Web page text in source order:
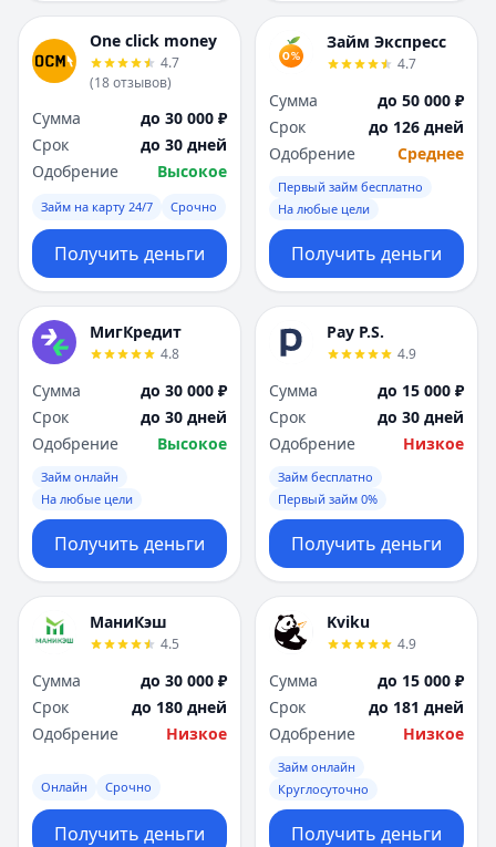
One click money
4.7
(18отзывов)
Сумма
до 30 000 ₽
Срок
до 30 дней
Одобрение
Высокое
Займ на карту 24/7 Срочно
Получить деньги
Займ Экспресс
4.7
Сумма
до 50 000 ₽
Срок
до 126 дней
Одобрение
Среднее
Первый займ бесплатно
На любые цели
Получить деньги
МигКредит
4.8
Сумма
до 30 000 ₽
Срок
до 30 дней
Одобрение
Высокое
Займ онлайн
На любые цели
Получить деньги
Pay P.S.
4.9
Сумма
до 15 000 ₽
Срок
до 30 дней
Одобрение
Низкое
Займ бесплатно
Первый займ 0%
Получить деньги
МаниКэш
4.5
Сумма
до 30 000 ₽
Срок
до 180 дней
Одобрение
Низкое
Онлайн Срочно
Получить деньги
Kviku
4.9
Сумма
до 15 000 ₽
Срок
до 181 дней
Одобрение
Низкое
Займ онлайн
Круглосуточно
Получить деньги